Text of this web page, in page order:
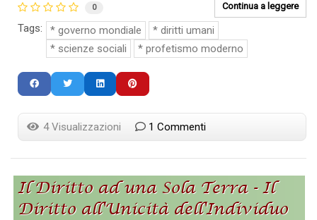
Continua a leggere
0
Tags: governo mondiale
diritti umani
scienze sociali
profetismo moderno
4 Visualizzazioni 1 Commenti
Il Diritto ad una Sola Terra - Il
Diritto all'Unicità dell'Individuo